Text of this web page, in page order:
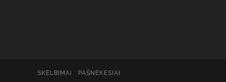
SKELBIMAI PAŠNEKESIAI